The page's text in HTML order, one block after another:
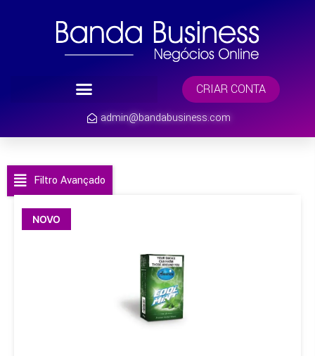
CRIAR CONTA
admin@bandabusiness.com
Filtro Avançado
NOVO